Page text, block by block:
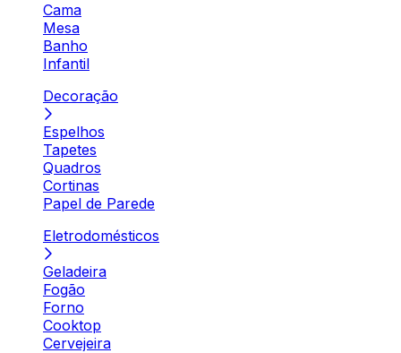
Cama
Mesa
Banho
Infantil
Decoração
Espelhos
Tapetes
Quadros
Cortinas
Papel de Parede
Eletrodomésticos
Geladeira
Fogão
Forno
Cooktop
Cervejeira